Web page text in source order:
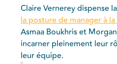
Claire Vernerey dispense
la posture de manager à
Asmaa Boukhris et
incarner pleinement leur
leur équipe.